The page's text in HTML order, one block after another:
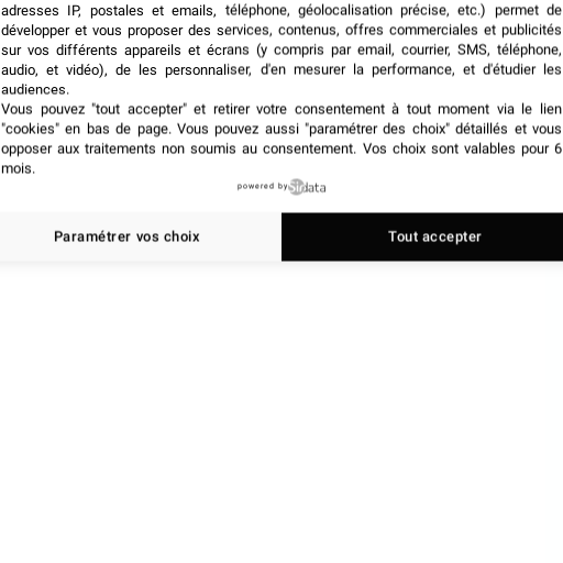
adresses IP, postales et emails, téléphone, géolocalisation précise, etc.) permet de
développer et vous proposer des services, contenus, offres commerciales et publicités
sur vos différents appareils et écrans (y compris par email, courrier, SMS, téléphone,
audio, et vidéo), de les personnaliser, d'en mesurer la performance, et d'étudier les
audiences.
Vous pouvez "tout accepter" et retirer votre consentement à tout moment via le lien
"cookies" en bas de page. Vous pouvez aussi "paramétrer des choix" détaillés et vous
opposer aux traitements non soumis au consentement. Vos choix sont valables pour 6
mois.
powered by
Paramétrer vos choix Tout accepter